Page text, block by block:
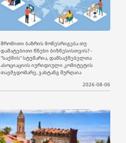
შრომითი ბაზრის მოწესრიგება თუ
დამატებითი წნეხი ბიზნესისთვის? -
"საქმის" სტუმარია, დამსაქმებელთა
ასოციაციის იურიდიული კომიტეტის
თავმჯდომარე, ვახტანგ შურღაია
2026-08-06